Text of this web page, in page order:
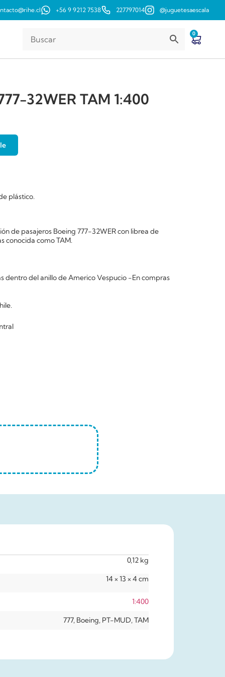
+56 9 9212 7538 227797014 @juguetesaescala
0
32WER TAM 1:400
plástico.
de pasajeros Boeing 777-32WER con librea de
conocida como TAM.
dentro del anillo de Americo Vespucio -En compras
0,12 kg
14 × 13 × 4 cm
1:400
777, Boeing, PT-MUD, TAM